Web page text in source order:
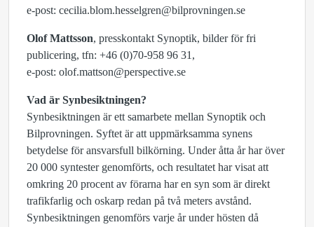
e-post: cecilia.blom.hesselgren@bilprovningen.se
Olof Mattsson, presskontakt Synoptik, bilder för fri
publicering, tfn: +46 (0)70-958 96 31,
e-post: olof.mattson@perspective.se
Vad är Synbesiktningen?
Synbesiktningen är ett samarbete mellan Synoptik och
Bilprovningen. Syftet är att uppmärksamma synens
betydelse för ansvarsfull bilkörning. Under åtta år har över
20 000 syntester genomförts, och resultatet har visat att
omkring 20 procent av förarna har en syn som är direkt
trafikfarlig och oskarp redan på två meters avstånd.
Synbesiktningen genomförs varje år under hösten då